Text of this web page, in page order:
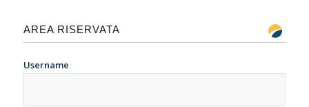
AREA RISERVATA
Username